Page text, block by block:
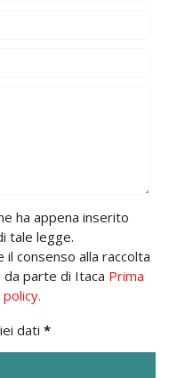
ha appena inserito
tale legge.
consenso alla raccolta
parte di Itaca Prima
dati *